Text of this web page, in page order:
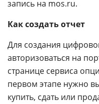
запись на mos.ru.
Как создать отчет
Для создания
авторизоваться на
странице сервиса
первом этапе нужно
купить, сдать или